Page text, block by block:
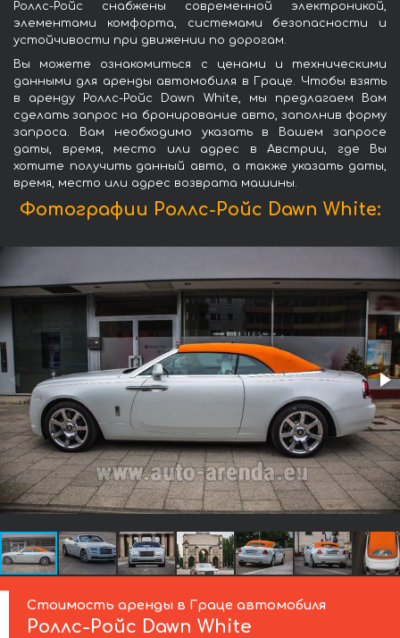
Роллс-Ройс снабжены современной электроникой,
элементами комфорта, системами безопасности и
устойчивости при движении по дорогам.
Вы можете ознакомиться с ценами и техническими
данными для аренды автомобиля в Граце. Чтобы взять
в аренду Роллс-Ройс Dawn White, мы предлагаем Вам
сделать запрос на бронирование авто, заполнив форму
запроса. Вам необходимо указать в Вашем запросе
даты, время, место или адрес в Австрии, где Вы
хотите получить данный авто, а также указать даты,
время, место или адрес возврата машины.
Фотографии Роллс-Ройс Dawn White:
Стоимость аренды в Граце автомобиля
Роллс-Ройс Dawn White